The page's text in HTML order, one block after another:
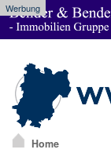
Werbung
Home